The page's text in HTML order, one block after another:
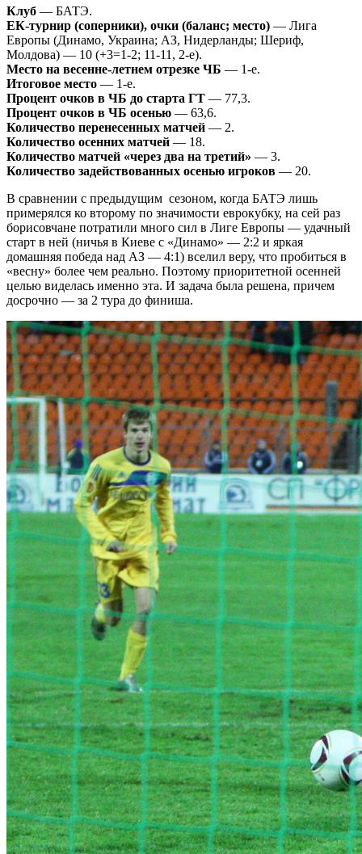
Клуб — БАТЭ.
ЕК-турнир (соперники), очки (баланс; место) — Лига
Европы (Динамо, Украина; АЗ, Нидерланды; Шериф,
Молдова) — 10 (+3=1-2; 11-11, 2-е).
Место на весенне-летнем отрезке ЧБ — 1-е.
Итоговое место — 1-е.
Процент очков в ЧБ до старта ГТ — 77,3.
Процент очков в ЧБ осенью — 63,6.
Количество перенесенных матчей — 2.
Количество осенних матчей — 18.
Количество матчей «через два на третий» — 3.
Количество задействованных осенью игроков — 20.
В сравнении с предыдущим сезоном, когда БАТЭ лишь
примерялся ко второму по значимости еврокубку, на сей раз
борисовчане потратили много сил в Лиге Европы — удачный
старт в ней (ничья в Киеве с «Динамо» — 2:2 и яркая
домашняя победа над АЗ — 4:1) вселил веру, что пробиться в
«весну» более чем реально. Поэтому приоритетной осенней
целью виделась именно эта. И задача была решена, причем
досрочно — за 2 тура до финиша.